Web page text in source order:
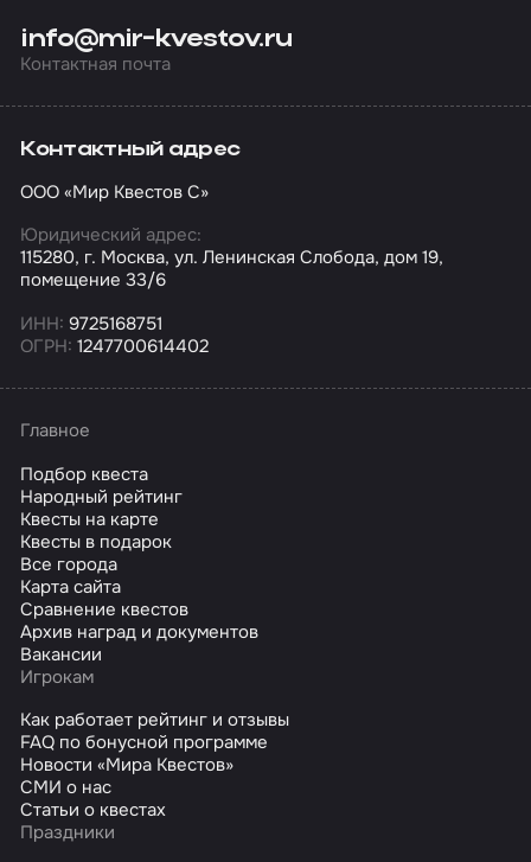
info@mir-kvestov.ru
Контактная почта
Контактный адрес
ООО «Мир Квестов С»
Юридический адрес:
115280, г. Москва, ул. Ленинская Слобода, дом 19,
помещение 33/6
ИНН: 9725168751
ОГРН: 1247700614402
Главное
Подбор квеста
Народный рейтинг
Квесты на карте
Квесты в подарок
Все города
Карта сайта
Сравнение квестов
Архив наград и документов
Вакансии
Игрокам
Как работает рейтинг и отзывы
FAQ по бонусной программе
Новости «Мира Квестов»
СМИ о нас
Статьи о квестах
Праздники